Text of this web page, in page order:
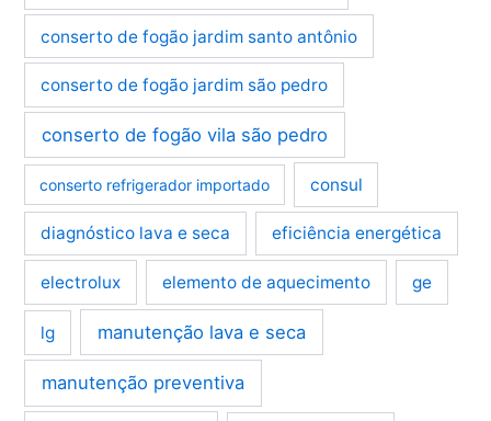
conserto de fogão jardim santo antônio
conserto de fogão jardim são pedro
conserto de fogão vila são pedro
conserto refrigerador importado consul
diagnóstico lava e seca eficiência energética
electrolux elemento de aquecimento ge
lg manutenção lava e seca
manutenção preventiva